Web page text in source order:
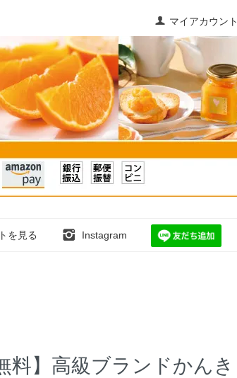
マイアカウント
を見る Instagram
】高級ブランドかんき